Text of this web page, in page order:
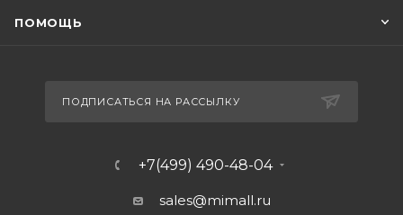
ПОМОЩЬ
ПОДПИСАТЬСЯ НА РАССЫЛКУ
+7(499) 490-48-04
sales@mimall.ru